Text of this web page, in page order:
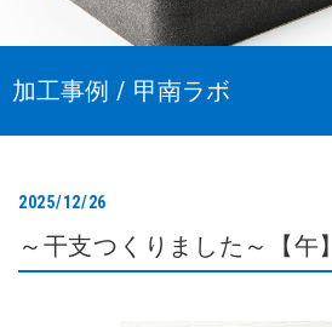
加工事例 / 甲南ラボ
2025/12/26
～干支つくりました～【午】